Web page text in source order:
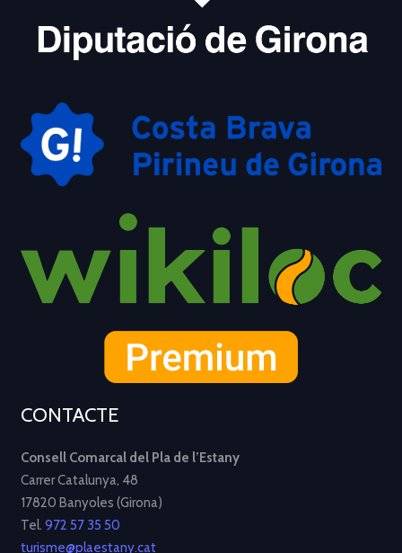
CONTACTE
Consell Comarcal del Pla de l’Estany
Carrer Catalunya, 48
17820 Banyoles (Girona)
Tel. 972 57 35 50
turisme@plaestany.cat